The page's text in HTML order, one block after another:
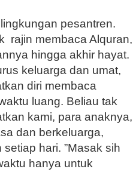
pesantren.
rajin membaca Alquran,
hingga akhir hayat.
keluarga dan umat,
diri membaca
luang. Beliau tak
kami, para anaknya,
dan berkeluarga,
hari. ”Masak sih
hanya untuk